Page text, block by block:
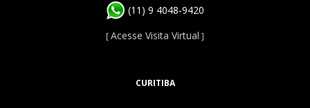
(11) 9 4048-9420
[Acesse Visita Virtual ]
CURITIBA